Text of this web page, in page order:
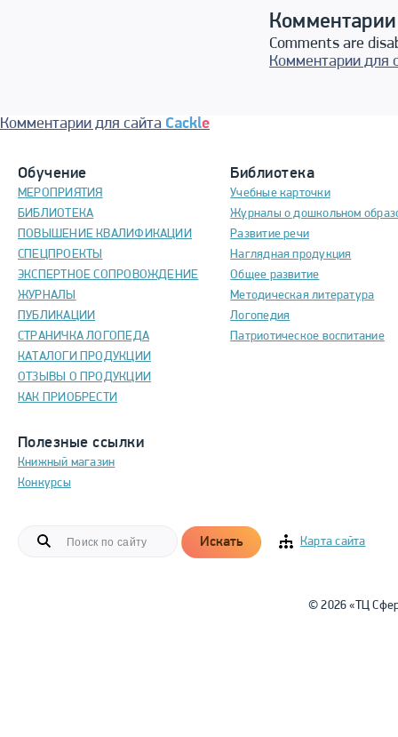
Comments are
Комментарии для
Комментарии для сайта Cackle
Обучение
МЕРОПРИЯТИЯ
БИБЛИОТЕКА
ПОВЫШЕНИЕ КВАЛИФИКАЦИИ
СПЕЦПРОЕКТЫ
ЭКСПЕРТНОЕ СОПРОВОЖДЕНИЕ
ЖУРНАЛЫ
ПУБЛИКАЦИИ
СТРАНИЧКА ЛОГОПЕДА
КАТАЛОГИ ПРОДУКЦИИ
ОТЗЫВЫ О ПРОДУКЦИИ
КАК ПРИОБРЕСТИ
Полезные ссылки
Книжный магазин
Конкурсы
Библиотека
Учебные карточки
Журналы о дошкольном
Развитие речи
Наглядная продукция
Общее развитие
Методическая литература
Логопедия
Патриотическое воспитание
Искать Карта сайта
© 2026 «ТЦ